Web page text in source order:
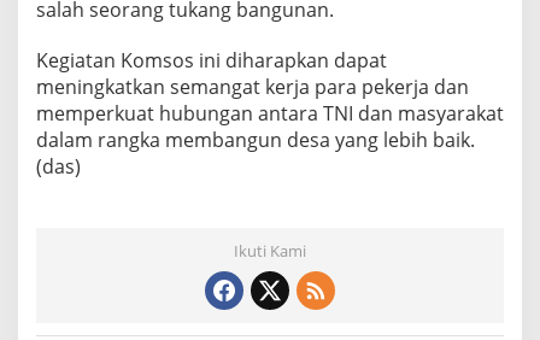
salah seorang tukang bangunan.
Kegiatan Komsos ini diharapkan dapat
meningkatkan semangat kerja para pekerja dan
memperkuat hubungan antara TNI dan masyarakat
dalam rangka membangun desa yang lebih baik.
(das)
Ikuti Kami